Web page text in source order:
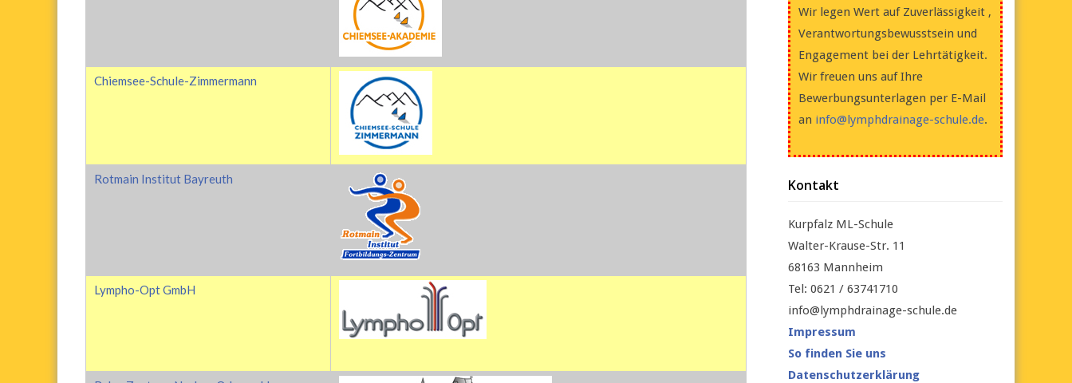
Chiemsee-Schule-Zimmermann
Rotmain Institut Bayreuth
Lympho-Opt GmbH
Wir legen Wert auf Zuverlässigkeit ,
Verantwortungsbewusstsein und
Engagement bei der Lehrtätigkeit.
Wir freuen uns auf Ihre
Bewerbungsunterlagen per E-Mail
an info@lymphdrainage-schule.de.
Kontakt
Kurpfalz ML-Schule
Walter-Krause-Str. 11
68163 Mannheim
Tel: 0621 / 63741710
info@lymphdrainage-schule.de
Impressum
So finden Sie uns
Datenschutzerklärung